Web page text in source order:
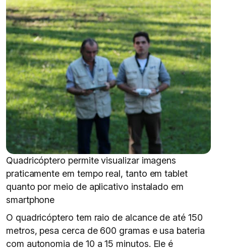
Quadricóptero permite visualizar imagens
praticamente em tempo real, tanto em tablet
quanto por meio de aplicativo instalado em
smartphone
O quadricóptero tem raio de alcance de até 150
metros, pesa cerca de 600 gramas e usa bateria
com autonomia de 10 a 15 minutos. Ele é